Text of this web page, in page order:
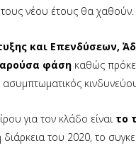
νέου έτους θα χαθούν.
και Επενδύσεων,
φάση καθώς
για τον κλάδο είναι το
διάρκεια του 2020, το